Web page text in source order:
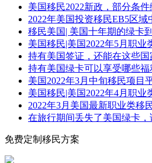
美国移民2022新政，部分条件
2022年美国投资移民EB5区域
移民美国| 美国十年期的绿卡
美国移民|美国2022年5月职业
持有美国签证，还能在这些国
持有美国绿卡可以享受哪些福
美国2022年3月中旬移民项目
美国移民|美国2022年4月职业
2022年3月美国最新职业类移
在旅行期间丢失了美国绿卡，
免费定制移民方案